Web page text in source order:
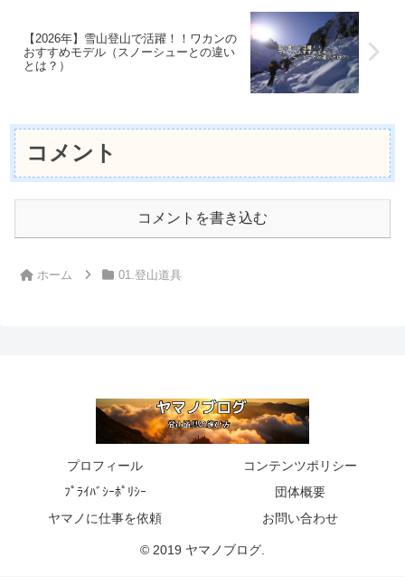
【2026年】雪山登山で活躍！！ワカンの
おすすめモデル（スノーシューとの違い
とは？）
コメント
コメントを書き込む
ホーム 01.登山道具
プロフィール
コンテンツポリシー
ﾌﾟﾗｲﾊﾞｼｰﾎﾟﾘｼｰ
団体概要
ヤマノに仕事を依頼
お問い合わせ
© 2019 ヤマノブログ.